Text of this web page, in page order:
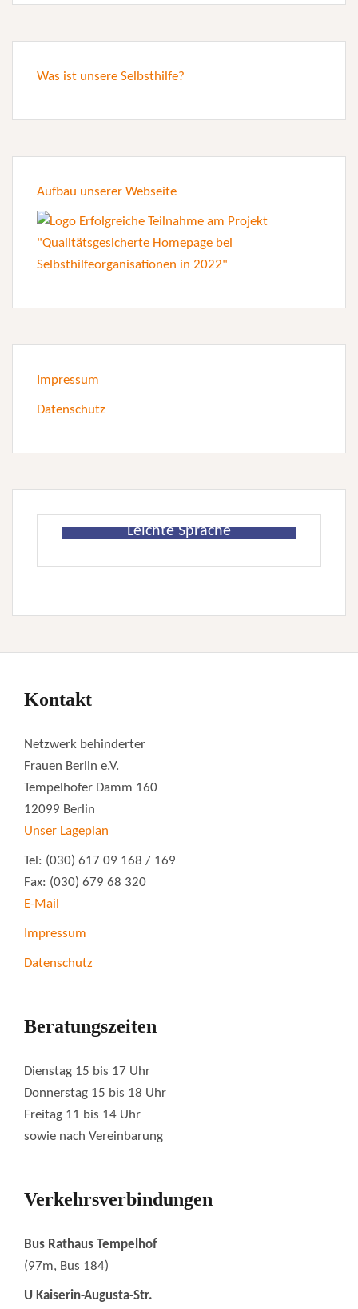
Was ist unsere Selbsthilfe?
Aufbau unserer Webseite
Impressum
Datenschutz
Leichte Sprache
Kontakt
Netzwerk behinderter
Frauen Berlin e.V.
Tempelhofer Damm 160
12099 Berlin
Unser Lageplan
Tel: (030) 617 09 168 / 169
Fax: (030) 679 68 320
E-Mail
Impressum
Datenschutz
Beratungszeiten
Dienstag 15 bis 17 Uhr
Donnerstag 15 bis 18 Uhr
Freitag 11 bis 14 Uhr
sowie nach Vereinbarung
Verkehrsverbindungen
Bus Rathaus Tempelhof
(97m, Bus 184)
U Kaiserin-Augusta-Str.